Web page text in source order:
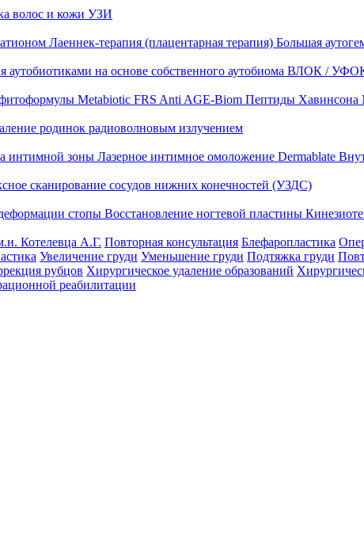
волос и кожи УЗИ
Лаеннек-терапия (плацентарная терапия) Большая
аутобиотиками на основе собственного аутобиома ВЛОК / УФОК
Metabiotic FRS Anti AGE-Biom Пептиды Хавинсона
родинок радиоволновым излучением
интимной зоны Лазерное интимное омоложение Dermablate
сканирование сосудов нижних конечностей (УЗДС)
стопы Восстановление ногтевой пластины
Котелевца А.Г. Повторная консультация Блефаропластика
Увеличение груди Уменьшение груди Подтяжка груди
рубцов Хирургическое удаление образований
реабилитации